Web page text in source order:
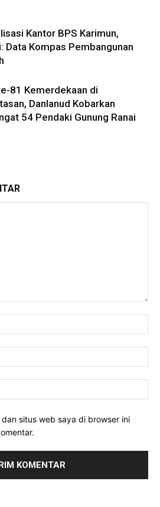
Kantor BPS Karimun,
Data Kompas Pembangunan
81 Kemerdekaan di
Danlanud Kobarkan
54 Pendaki Gunung Ranai
dan situs web saya di browser ini